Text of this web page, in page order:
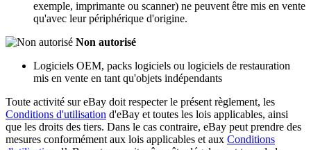
exemple, imprimante ou scanner) ne peuvent être mis en vente
qu'avec leur périphérique d'origine.
Non autorisé
Logiciels OEM, packs logiciels ou logiciels de restauration
mis en vente en tant qu'objets indépendants
Toute activité sur eBay doit respecter le présent règlement, les
Conditions d'utilisation d'eBay et toutes les lois applicables, ainsi
que les droits des tiers. Dans le cas contraire, eBay peut prendre des
mesures conformément aux lois applicables et aux Conditions